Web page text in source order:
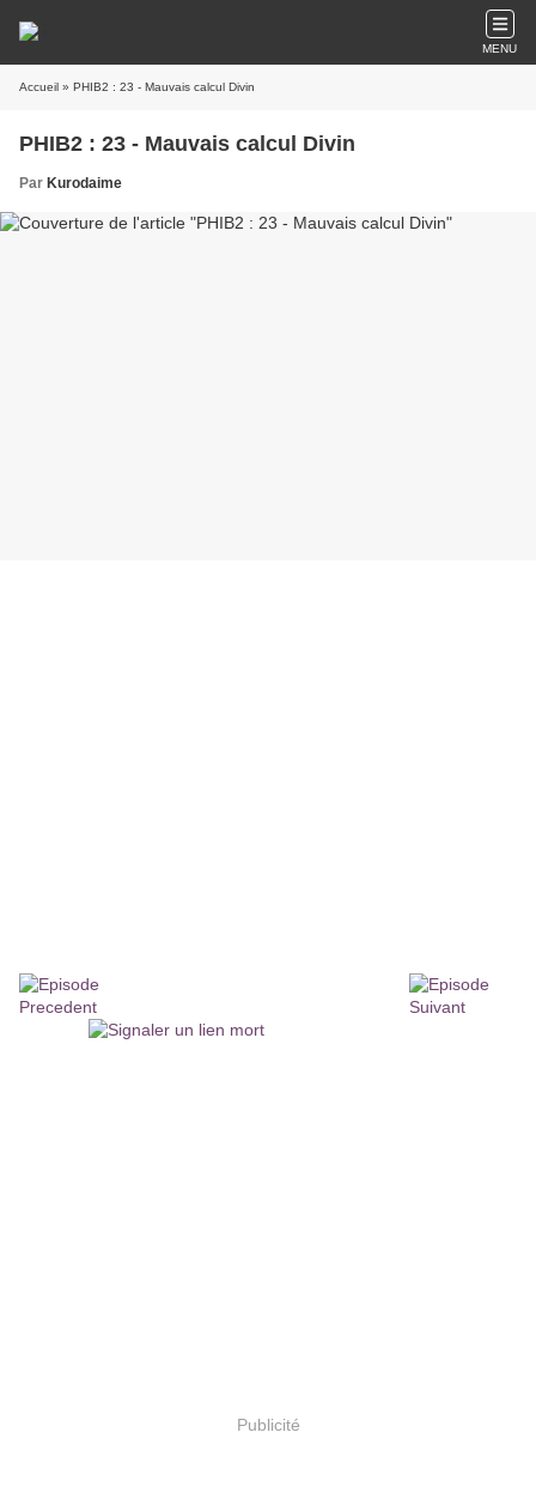
MENU
Accueil » PHIB2 : 23 - Mauvais calcul Divin
PHIB2 : 23 - Mauvais calcul Divin
Par Kurodaime
Publicité